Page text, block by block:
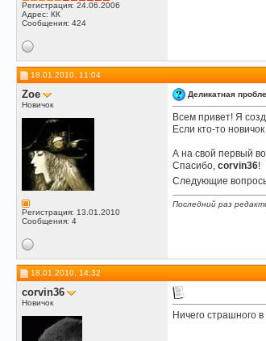
Регистрация: 24.06.2006
Адрес: КК
Сообщения: 424
18.01.2010, 11:04
Zoe
Новичок
Регистрация: 13.01.2010
Сообщения: 4
Деликатная
Всем привет! Я
Если кто-то
А на свой первый
Спасибо, corvin36!
Следующие
Последний раз
18.01.2010, 14:32
corvin36
Новичок
Ничего страшного